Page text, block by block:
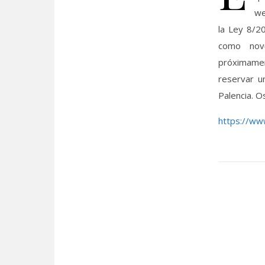
la Ley 8/
como
reservar
Palencia.
https://